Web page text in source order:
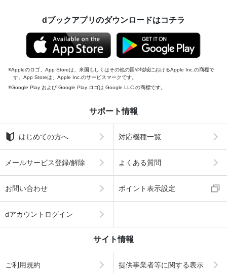
dブックアプリのダウンロードはコチラ
Appleのロゴ、App Storeは、米国もしくはその他の国や地域におけるApple Inc.の商標で
す。App Storeは、Apple Inc.のサービスマークです。
Google Play および Google Play ロゴは Google LLC の商標です。
サポート情報
はじめての方へ 対応機種一覧
メールサービス登録/解除 よくある質問
お問い合わせ ポイント表示設定
dアカウントログイン
サイト情報
ご利用規約 提供事業者等に関する表示